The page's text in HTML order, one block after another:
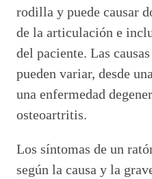
rodilla y puede causar
de la articulación e
del paciente. Las
pueden variar, desde
una enfermedad
osteoartritis.
Los síntomas de un
según la causa y la